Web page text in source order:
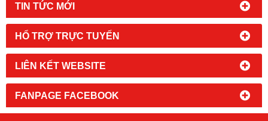
TIN TỨC MỚI
HỔ TRỢ TRỰC TUYẾN
LIÊN KẾT WEBSITE
FANPAGE FACEBOOK